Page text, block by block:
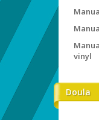
vinyl
Doula